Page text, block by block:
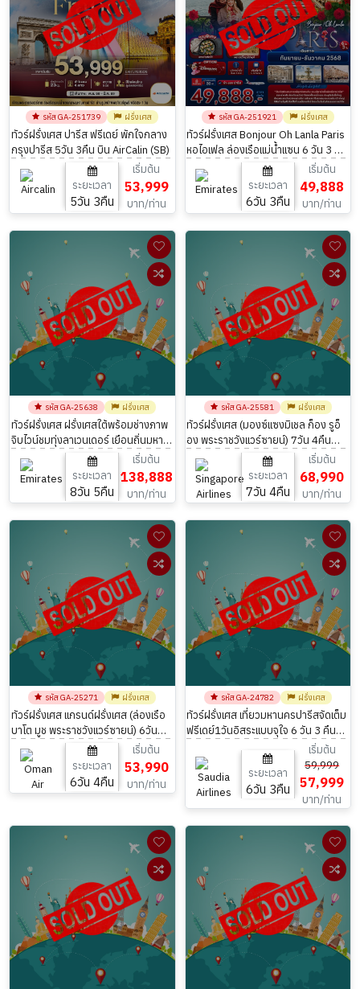
รหัส GA-251739 ฝรั่งเศส
ทัวร์ฝรั่งเศส ปารีส ฟรีเดย์ พักใจกลาง
กรุงปารีส 5วัน 3คืน บิน AirCalin (SB)
ระยะเวลา
5วัน 3คืน
เริ่มต้น
53,999
บาท/ท่าน
รหัส GA-251921 ฝรั่งเศส
ทัวร์ฝรั่งเศส Bonjour Oh Lanla Paris
หอไอเฟล ล่องเรือแม่น้ำแซน 6 วัน 3 คืน
บิน Emirates (EK)
ระยะเวลา
6วัน 3คืน
เริ่มต้น
49,888
บาท/ท่าน
รหัส GA-25638 ฝรั่งเศส
ทัวร์ฝรั่งเศส ฝรั่งเศสใต้พร้อมช่างภาพ
จิบไวน์ชมทุ่งลาเวนเดอร์ เยือนถิ่นมหา
เศรษฐีระดับโลก 8 วัน 5 คืน โดยสาย
การบิน Emirates (EK)
ระยะเวลา
8วัน 5คืน
เริ่มต้น
138,888
บาท/ท่าน
รหัส GA-25581 ฝรั่งเศส
ทัวร์ฝรั่งเศส (มองซ์แซงมิเชล ก็อง รูอ็
อง พระราชวังแวร์ซายน์) 7วัน 4คืน
โดยสายการบิน Singapore Airlines
(SQ)
ระยะเวลา
7วัน 4คืน
เริ่มต้น
68,990
บาท/ท่าน
รหัส GA-25271 ฝรั่งเศส
ทัวร์ฝรั่งเศส แกรนด์ฝรั่งเศส (ล่องเรือ
บาโต มูช พระราชวังแวร์ซายน์) 6วัน
4คืน โดยสายการบิน Oman Air (WY)
ระยะเวลา
6วัน 4คืน
เริ่มต้น
53,990
บาท/ท่าน
รหัส GA-24782 ฝรั่งเศส
ทัวร์ฝรั่งเศส เที่ยวมหานครปารีสจัดเต็ม
ฟรีเดย์1วันอิสระแบบจุใจ 6 วัน 3 คืน
โดยสายการบิน Saudia Airlines
ระยะเวลา
6วัน 3คืน
เริ่มต้น
59,999
57,999
บาท/ท่าน